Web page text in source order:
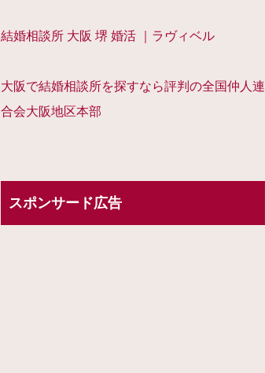
結婚相談所 大阪 堺 婚活 ｜ラヴィベル
大阪で結婚相談所を探すなら評判の全国仲人連
合会大阪地区本部
スポンサード広告